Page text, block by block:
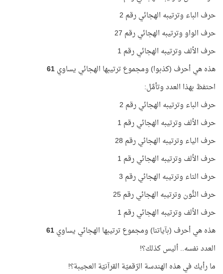
حرف الباء وترتيبه الهجائي رقم 2
حرف الواو وترتيبه الهجائي رقم 27
حرف الألف وترتيبه الهجائي رقم 1
هذه هي أحرف (كذبوا) ومجموع ترتيبها الهجائي يساوي61
احتفظ بهذا العدد وتأمَّل:
حرف الباء وترتيبه الهجائي رقم 2
حرف الألف وترتيبه الهجائي رقم 1
حرف الياء وترتيبه الهجائي رقم 28
حرف الألف وترتيبه الهجائي رقم 1
حرف التاء وترتيبه الهجائي رقم 3
حرف النُّون وترتيبه الهجائي رقم 25
حرف الألف وترتيبه الهجائي رقم 1
هذه هي أحرف (بآياتنا) ومجموع ترتيبها الهجائي يساوي61
العدد نفسه.. أليس كذلك؟!
ما رأيك في هذه الهندسة الرّقميّة القرآنيّة العجيبة؟!